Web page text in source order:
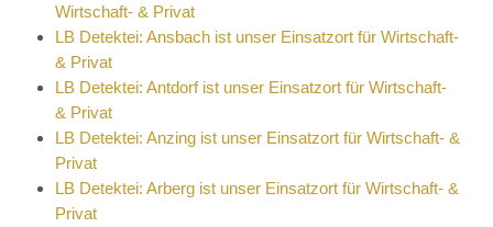
Wirtschaft- & Privat
LB Detektei: Ansbach ist unser Einsatzort für Wirtschaft-
& Privat
LB Detektei: Antdorf ist unser Einsatzort für Wirtschaft-
& Privat
LB Detektei: Anzing ist unser Einsatzort für Wirtschaft- &
Privat
LB Detektei: Arberg ist unser Einsatzort für Wirtschaft- &
Privat